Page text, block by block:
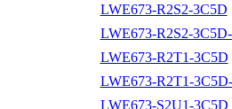
LWE673-R2S2-3C5D
LWE673-R2S2-
LWE673-R2T1-3C5D
LWE673-R2T1-
LWE673-S2U1-3C5D